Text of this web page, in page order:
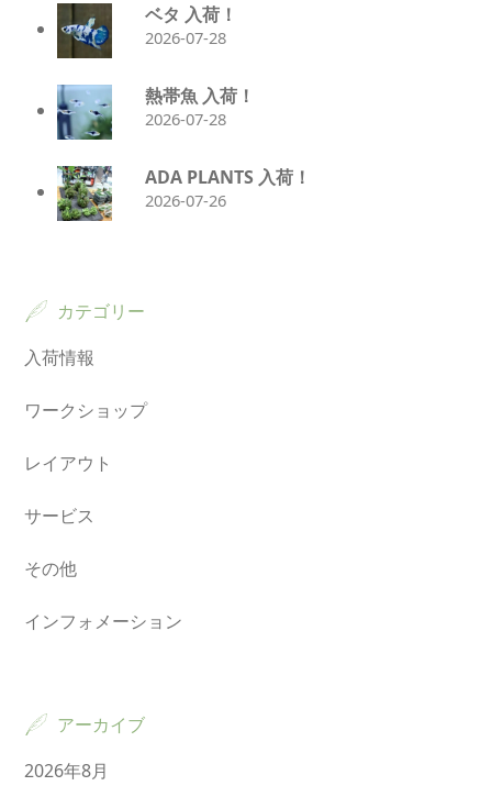
ベタ 入荷！
2026-07-28
熱帯魚 入荷！
2026-07-28
ADA PLANTS 入荷！
2026-07-26
カテゴリー
入荷情報
ワークショップ
レイアウト
サービス
その他
インフォメーション
アーカイブ
2026年8月